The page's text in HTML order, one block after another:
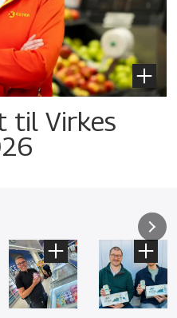
til Virkes